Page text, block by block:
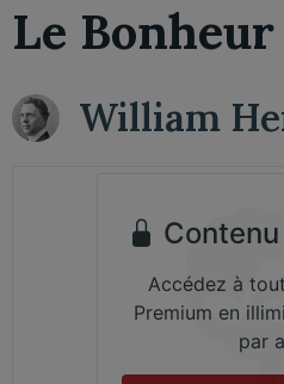
Le Bonheur
William
Accédez à
Premium en
par